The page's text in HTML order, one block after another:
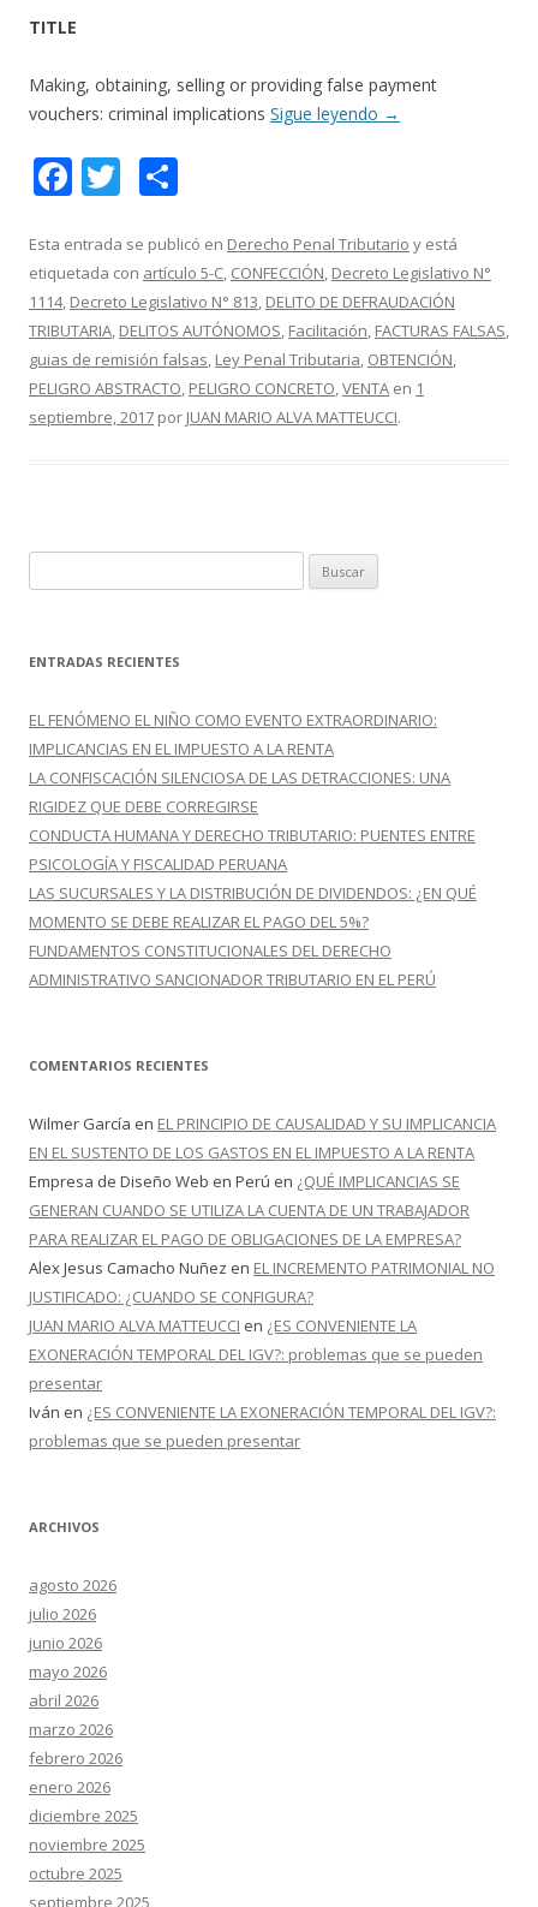
TITLE
Making, obtaining, selling or providing false payment
vouchers: criminal implications Sigue leyendo →
F
e
b
o
o
k
T
itt
er
m
p
ar
ti
r
Esta entrada se publicó en Derecho Penal Tributario y está
etiquetada con artículo 5-C, CONFECCIÓN, Decreto Legislativo N°
1114, Decreto Legislativo N° 813, DELITO DE DEFRAUDACIÓN
TRIBUTARIA, DELITOS AUTÓNOMOS, Facilitación, FACTURAS FALSAS,
guias de remisión falsas, Ley Penal Tributaria, OBTENCIÓN,
PELIGRO ABSTRACTO, PELIGRO CONCRETO,VENTA en 1
septiembre, 2017 por JUAN MARIO ALVA MATTEUCCI.
u
c
r
:
ENTRADAS RECIENTES
EL FENÓMENO EL NIÑO COMO EVENTO EXTRAORDINARIO:
IMPLICANCIAS EN EL IMPUESTO A LA RENTA
LA CONFISCACIÓN SILENCIOSA DE LAS DETRACCIONES: UNA
RIGIDEZ QUE DEBE CORREGIRSE
CONDUCTA HUMANA Y DERECHO TRIBUTARIO: PUENTES ENTRE
PSICOLOGÍA Y FISCALIDAD PERUANA
LAS SUCURSALES Y LA DISTRIBUCIÓN DE DIVIDENDOS: ¿EN QUÉ
MOMENTO SE DEBE REALIZAR EL PAGO DEL 5%?
FUNDAMENTOS CONSTITUCIONALES DEL DERECHO
ADMINISTRATIVO SANCIONADOR TRIBUTARIO EN EL PERÚ
COMENTARIOS RECIENTES
Wilmer García en EL PRINCIPIO DE CAUSALIDAD Y SU IMPLICANCIA
EN EL SUSTENTO DE LOS GASTOS EN EL IMPUESTO A LA RENTA
Empresa de Diseño Web en Perú en ¿QUÉ IMPLICANCIAS SE
GENERAN CUANDO SE UTILIZA LA CUENTA DE UN TRABAJADOR
PARA REALIZAR EL PAGO DE OBLIGACIONES DE LA EMPRESA?
Alex Jesus Camacho Nuñez en EL INCREMENTO PATRIMONIAL NO
JUSTIFICADO: ¿CUANDO SE CONFIGURA?
JUAN MARIO ALVA MATTEUCCI en ¿ES CONVENIENTE LA
EXONERACIÓN TEMPORAL DEL IGV?: problemas que se pueden
presentar
Iván en ¿ES CONVENIENTE LA EXONERACIÓN TEMPORAL DEL IGV?:
problemas que se pueden presentar
ARCHIVOS
agosto 2026
julio 2026
junio 2026
mayo 2026
abril 2026
marzo 2026
febrero 2026
enero 2026
diciembre 2025
noviembre 2025
octubre 2025
septiembre 2025